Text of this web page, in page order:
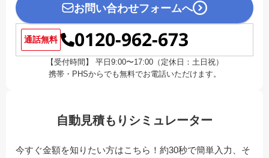
お問い合わせフォームへ
通話無料 0120-962-673
【受付時間】 平日9:00〜17:00（定休日：土日祝）
携帯・PHSからでも無料でお電話いただけます。
自動見積もりシミュレーター
今すぐ金額を知りたい方はこちら！約30秒で簡単入力、そ